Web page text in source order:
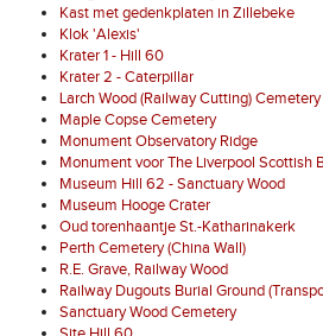
Kast met gedenkplaten in Zillebeke
Klok 'Alexis'
Krater 1 - Hill 60
Krater 2 - Caterpillar
Larch Wood (Railway Cutting) Cemetery
Maple Copse Cemetery
Monument Observatory Ridge
Monument voor The Liverpool Scottish
Museum Hill 62 - Sanctuary Wood
Museum Hooge Crater
Oud torenhaantje St.-Katharinakerk
Perth Cemetery (China Wall)
R.E. Grave, Railway Wood
Railway Dugouts Burial Ground
Sanctuary Wood Cemetery